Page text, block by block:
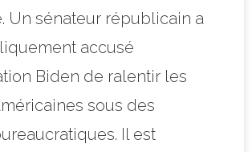
Un sénateur républicain a
accusé
Biden de ralentir les
sous des
Il est